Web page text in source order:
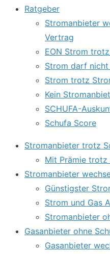
Ratgeber
Stromanbieter
Vertrag
EON Strom
Strom darf
Strom trotz
Kein
SCHUFA-
Schufa Score
Stromanbieter trotz
Mit Prämie trotz
Stromanbieter
Günstigster
Strom und Gas
Stromanbieter
Gasanbieter ohne
Gasanbieter